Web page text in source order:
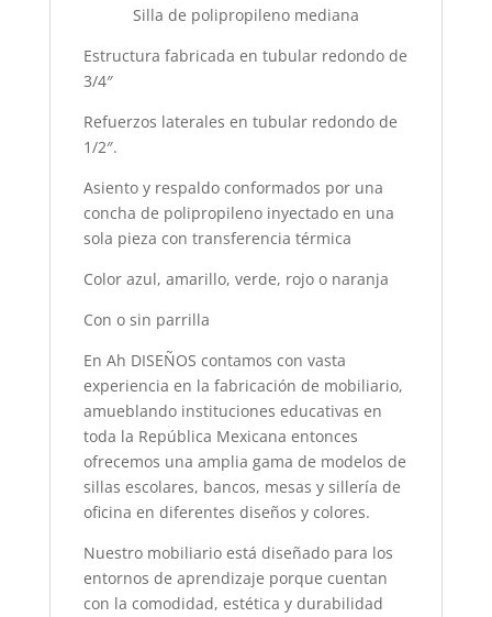
Silla de polipropileno mediana
Estructura fabricada en tubular redondo de
3/4″
Refuerzos laterales en tubular redondo de
1/2″.
Asiento y respaldo conformados por una
concha de polipropileno inyectado en una
sola pieza con transferencia térmica
Color azul, amarillo, verde, rojo o naranja
Con o sin parrilla
En Ah DISEÑOS contamos con vasta
experiencia en la fabricación de mobiliario,
amueblando instituciones educativas en
toda la República Mexicana entonces
ofrecemos una amplia gama de modelos de
sillas escolares, bancos, mesas y sillería de
oficina en diferentes diseños y colores.
Nuestro mobiliario está diseñado para los
entornos de aprendizaje porque cuentan
con la comodidad, estética y durabilidad